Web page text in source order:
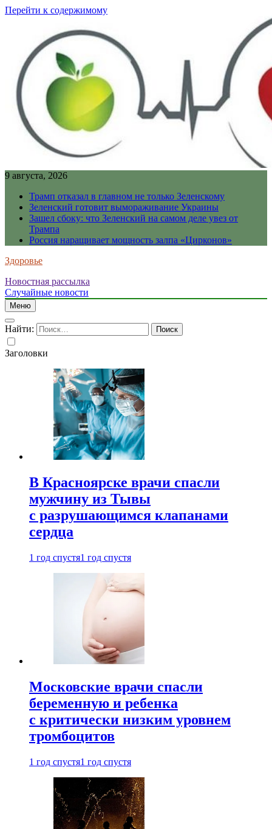
Перейти к содержимому
9 августа, 2026
Трамп отказал в главном не только Зеленскому
Зеленский готовит вымораживание Украины
Зашел сбоку: что Зеленский на самом деле увез от
Трампа
Россия наращивает мощность залпа «Цирконов»
Здоровье
Новостная рассылка
Случайные новости
Меню
Найти:
Заголовки
В Красноярске врачи спасли
мужчину из Тывы
с разрушающимся клапанами
сердца
1 год спустя1 год спустя
Московские врачи спасли
беременную и ребенка
с критически низким уровнем
тромбоцитов
1 год спустя1 год спустя